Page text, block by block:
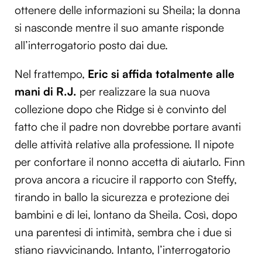
ottenere delle informazioni su Sheila; la donna
si nasconde mentre il suo amante risponde
all’interrogatorio posto dai due.
Nel frattempo, Eric si affida totalmente alle
mani di R.J. per realizzare la sua nuova
collezione dopo che Ridge si è convinto del
fatto che il padre non dovrebbe portare avanti
delle attività relative alla professione. Il nipote
per confortare il nonno accetta di aiutarlo. Finn
prova ancora a ricucire il rapporto con Steffy,
tirando in ballo la sicurezza e protezione dei
bambini e di lei, lontano da Sheila. Così, dopo
una parentesi di intimità, sembra che i due si
stiano riavvicinando. Intanto, l’interrogatorio